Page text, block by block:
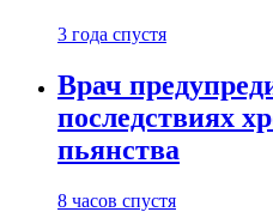
3 года спустя
Врач
последствиях
пьянства
8 часов спустя